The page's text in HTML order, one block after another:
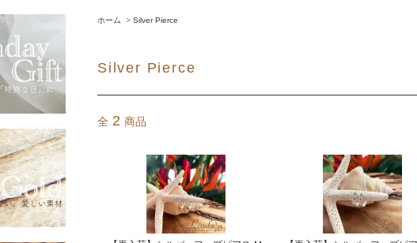
ホーム > Silver Pierce
Silver Pierce
全 2 商品